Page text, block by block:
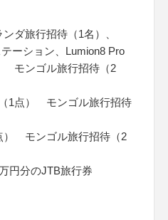
ダ旅行招待（1名）、
ーション、Lumion8 Pro
モンゴル旅行招待（2
1点） モンゴル旅行招待
） モンゴル旅行招待（2
円分のJTB旅行券